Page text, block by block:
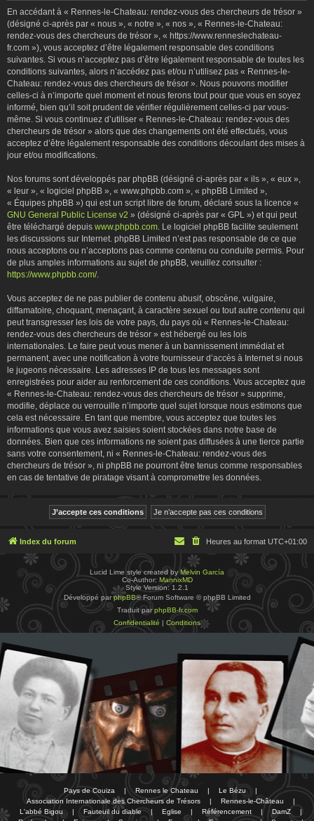
En accédant à « Rennes-le-Chateau: rendez-vous des chercheurs de trésor »
(désigné ci-après par « nous », « notre », « nos », « Rennes-le-Chateau:
rendez-vous des chercheurs de trésor », « https://www.renneslechateau-
fr.com »), vous acceptez d’être légalement responsable des conditions
suivantes. Si vous n’acceptez pas d’être légalement responsable de toutes les
conditions suivantes, alors n’accédez pas et/ou n’utilisez pas « Rennes-le-
Chateau: rendez-vous des chercheurs de trésor ». Nous pouvons modifier
celles-ci à n’importe quel moment et nous ferons tout pour que vous en soyez
informé, bien qu’il soit prudent de vérifier régulièrement celles-ci par vous-
même. Si vous continuez d’utiliser « Rennes-le-Chateau: rendez-vous des
chercheurs de trésor » alors que des changements ont été effectués, vous
acceptez d’être légalement responsable des conditions découlant des mises à
jour et/ou modifications.
Nos forums sont développés par phpBB (désigné ci-après par « ils », « eux »,
« leur », « logiciel phpBB », « www.phpbb.com », « phpBB Limited »,
« Équipes phpBB ») qui est un script libre de forum, déclaré sous la licence «
GNU General Public License v2 » (désigné ci-après par « GPL ») et qui peut
être téléchargé depuis www.phpbb.com. Le logiciel phpBB facilite seulement
les discussions sur Internet. phpBB Limited n’est pas responsable de ce que
nous acceptons ou n’acceptons pas comme contenu ou conduite permis. Pour
de plus amples informations au sujet de phpBB, veuillez consulter :
https://www.phpbb.com/.
Vous acceptez de ne pas publier de contenu abusif, obscène, vulgaire,
diffamatoire, choquant, menaçant, à caractère sexuel ou tout autre contenu qui
peut transgresser les lois de votre pays, du pays où « Rennes-le-Chateau:
rendez-vous des chercheurs de trésor » est hébergé ou les lois
internationales. Le faire peut vous mener à un bannissement immédiat et
permanent, avec une notification à votre fournisseur d’accès à Internet si nous
le jugeons nécessaire. Les adresses IP de tous les messages sont
enregistrées pour aider au renforcement de ces conditions. Vous acceptez que
« Rennes-le-Chateau: rendez-vous des chercheurs de trésor » supprime,
modifie, déplace ou verrouille n’importe quel sujet lorsque nous estimons que
cela est nécessaire. En tant que membre, vous acceptez que toutes les
informations que vous avez saisies soient stockées dans notre base de
données. Bien que ces informations ne soient pas diffusées à une tierce partie
sans votre consentement, ni « Rennes-le-Chateau: rendez-vous des
chercheurs de trésor », ni phpBB ne pourront être tenus comme responsables
en cas de tentative de piratage visant à compromettre les données.
Index du forum Heures au format UTC+01:00
Lucid Lime style created byMelvin García
Co-Author: MannixMD
Style Version: 1.2.1
Développé parphpBB® Forum Software © phpBB Limited
Traduit parphpBB-fr.com
Confidentialité | Conditions
Pays de Couiza | Rennes le Chateau | Le Bézu
|
Association Internationale des Chercheurs de Trésors
| Rennes-le-Château
|
L'abbé Bigou
| Fauteuil du diable | Eglise | Référencement | DamZ
|